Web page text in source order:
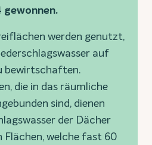
werden genutzt,
auf
bewirtschaften.
die in das räumliche
sind, dienen
der Dächer
welche fast 60